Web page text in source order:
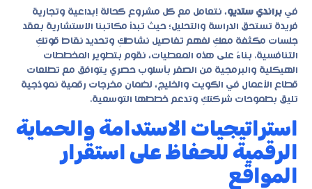
في براندي ستديو، نتعامل مع كل مشروع كحالة إبداعية وتجارية
فريدة تستحق الدراسة والتحليل؛ حيث تبدأ مكاتبنا الاستشارية بعقد
جلسات مكثفة معكِ لفهم تفاصيل نشاطكِ وتحديد نقاط قوتكِ
التنافسية. بناءً على هذه المعطيات، نقوم بتطوير المخططات
الهيكلية والبرمجية من الصفر بأسلوب حصري يتوافق مع تطلعات
قطاع الأعمال في الكويت والخليج، لضمان مخرجات رقمية نموذجية
تليق بطموحات شركتكِ وتدعم خططها التوسعية.
استراتيجيات الاستدامة والحماية
الرقمية للحفاظ على استقرار
المواقع